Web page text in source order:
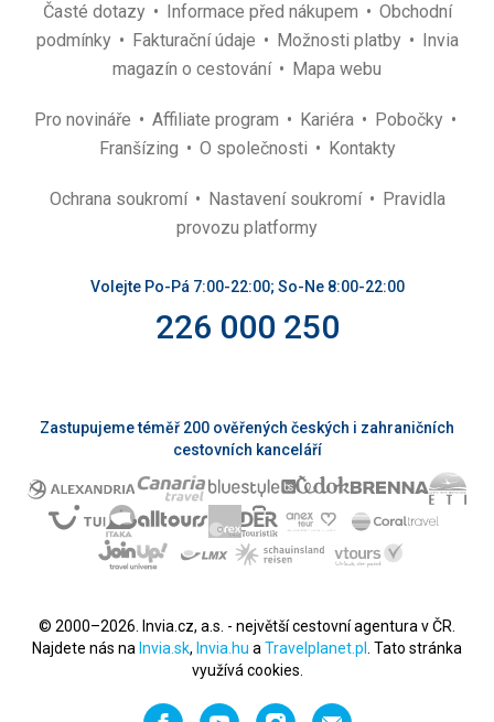
Časté dotazy Informace před nákupem
Obchodní
podmínky
Fakturační údaje Možnosti platby
Invia
magazín o cestování
Mapa webu
Pro novináře Affiliate program Kariéra
Pobočky
Franšízing
O společnosti Kontakty
Ochrana soukromí Nastavení soukromí
Pravidla
provozu platformy
Volejte Po-Pá 7:00-22:00; So-Ne 8:00-22:00
226 000 250
Zastupujeme téměř 200 ověřených českých i zahraničních
cestovních kanceláří
© 2000–2026. Invia.cz, a.s. - největší cestovní agentura v ČR.
Najdete nás na Invia.sk, Invia.hu a Travelplanet.pl
. Tato stránka
využívá cookies.